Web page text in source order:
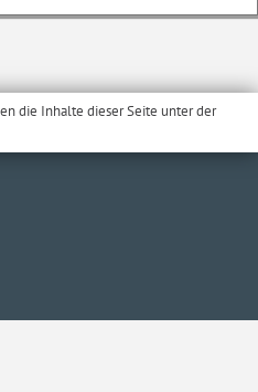
die Inhalte dieser Seite unter der